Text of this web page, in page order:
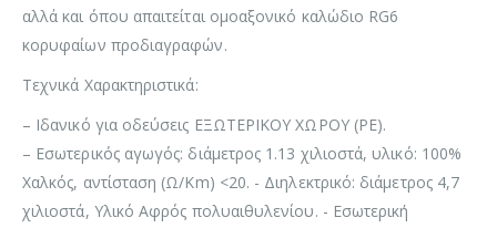
αλλά και όπου απαιτείται ομοαξονικό καλώδιο RG6
κορυφαίων προδιαγραφών.
Τεχνικά Χαρακτηριστικά:
– Ιδανικό για οδεύσεις ΕΞΩΤΕΡΙΚΟΥ ΧΩΡΟΥ (ΡΕ).
– Εσωτερικός αγωγός: διάμετρος 1.13 χιλιοστά, υλικό: 100%
Χαλκός, αντίσταση (Ω/Km) <20. - Διηλεκτρικό: διάμετρος 4,7
χιλιοστά, Υλικό Αφρός πολυαιθυλενίου. - Εσωτερική